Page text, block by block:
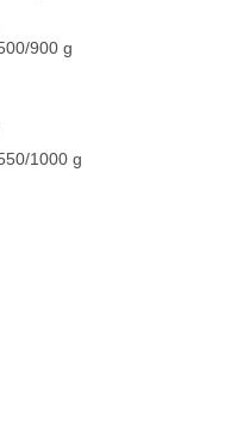
900 g
1000 g